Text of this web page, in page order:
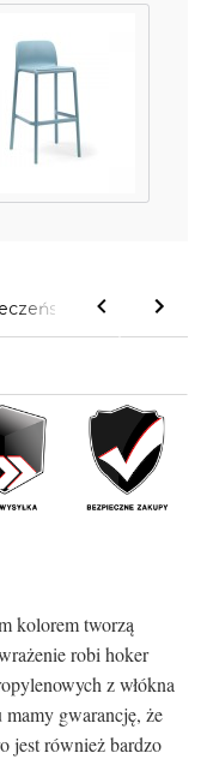
kolorem tworzą
robi hoker
z włókna
gwarancję, że
jest również bardzo